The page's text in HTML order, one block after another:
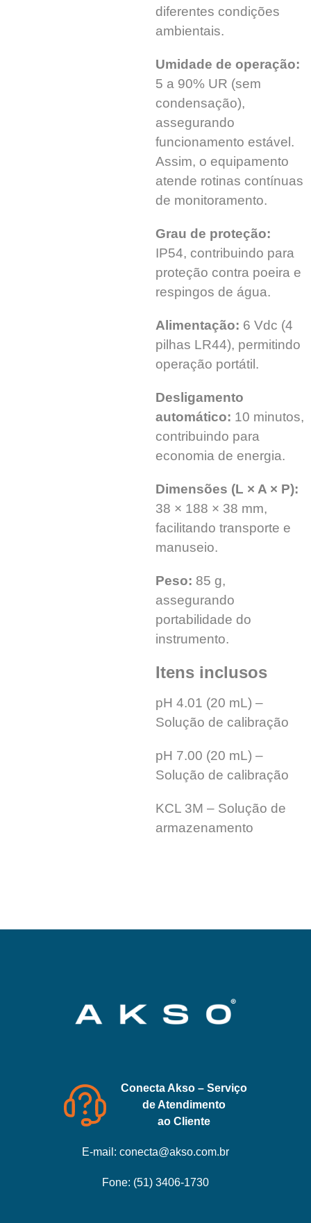
diferentes condições
ambientais.
Umidade de operação:
5 a 90% UR (sem
condensação),
assegurando
funcionamento estável.
Assim, o equipamento
atende rotinas contínuas
de monitoramento.
Grau de proteção:
IP54, contribuindo para
proteção contra poeira e
respingos de água.
Alimentação: 6 Vdc (4
pilhas LR44), permitindo
operação portátil.
Desligamento
automático: 10 minutos,
contribuindo para
economia de energia.
Dimensões (L × A × P):
38 × 188 × 38 mm,
facilitando transporte e
manuseio.
Peso: 85 g,
assegurando
portabilidade do
instrumento.
Itens inclusos
pH 4.01 (20 mL) –
Solução de calibração
pH 7.00 (20 mL) –
Solução de calibração
KCL 3M – Solução de
armazenamento
Conecta Akso – Serviço
de Atendimento
ao Cliente
E-mail: conecta@akso.com.br
Fone: (51) 3406-1730